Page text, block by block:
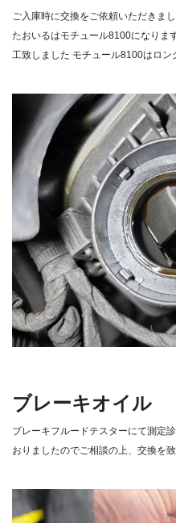
ご入庫時に交換をご依頼いただきま
たおいるはモチュール8100になります
工致しました モチュール8100はロン
ブレーキオイル
ブレーキフルードテスターにて測定診
おりましたのでご相談の上、交換を致